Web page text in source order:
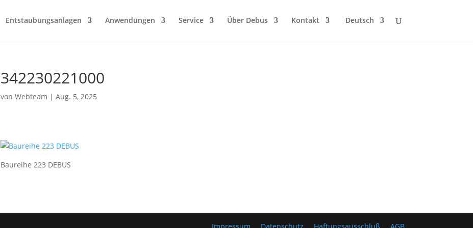
Entstaubungsanlagen Anwendungen Service Über Debus Kontakt Deutsch
342230221000
von Webteam | Aug. 5, 2025
Baureihe 223 DEBUS